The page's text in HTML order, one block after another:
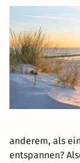
anderem, als
entspannen?